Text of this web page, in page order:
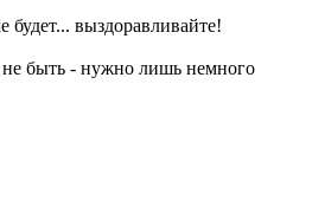
будет... выздоравливайте!
быть - нужно лишь немного